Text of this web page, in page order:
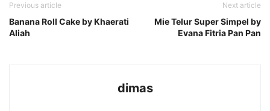
Previous article
Banana Roll Cake by Khaerati
Aliah
Next article
Mie Telur Super Simpel by
Evana Fitria Pan Pan
dimas